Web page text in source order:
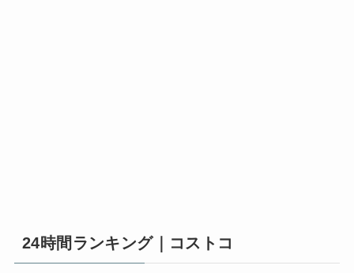
24時間ランキング｜コストコ